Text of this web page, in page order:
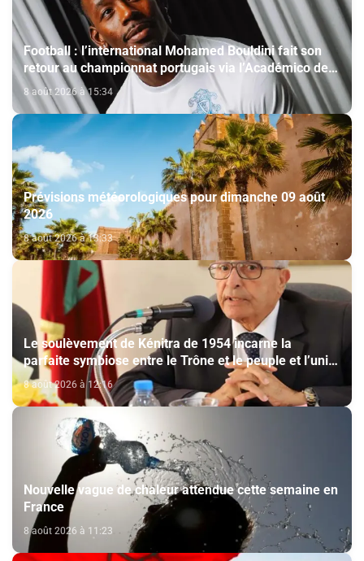
Football : l’international Mohamed Bouldini fait son
retour au championnat portugais via l’Académico de
Viseu
8 août 2026 à 15:34
Prévisions météorologiques pour dimanche 09 août
2026
8 août 2026 à 13:33
Le soulèvement de Kénitra de 1954 incarne la
parfaite symbiose entre le Trône et le peuple et l’unité
de volonté et de destin (M. El Ktiri)
8 août 2026 à 12:16
Nouvelle vague de chaleur attendue cette semaine en
France
8 août 2026 à 11:23